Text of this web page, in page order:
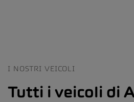
I NOSTRI VEICOLI
Tutti i veicoli di